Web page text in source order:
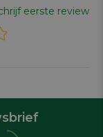
eerste review